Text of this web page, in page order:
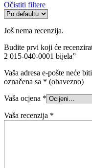
Očistiti filtere
Još nema recenzija.
Budite prvi koji će
2 015-040-0001 bijela”
Vaša adresa e-pošte neće
označena sa * (obavezno)
Vaša ocjena *
Vaša recenzija *